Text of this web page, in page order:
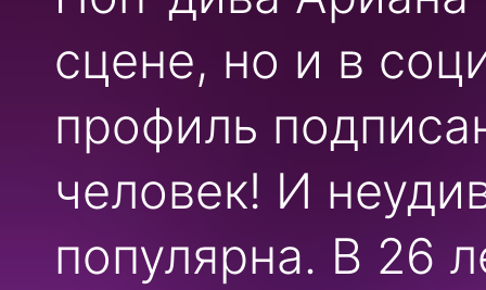
сцене, но и в
профиль
человек! И
популярна. В 26